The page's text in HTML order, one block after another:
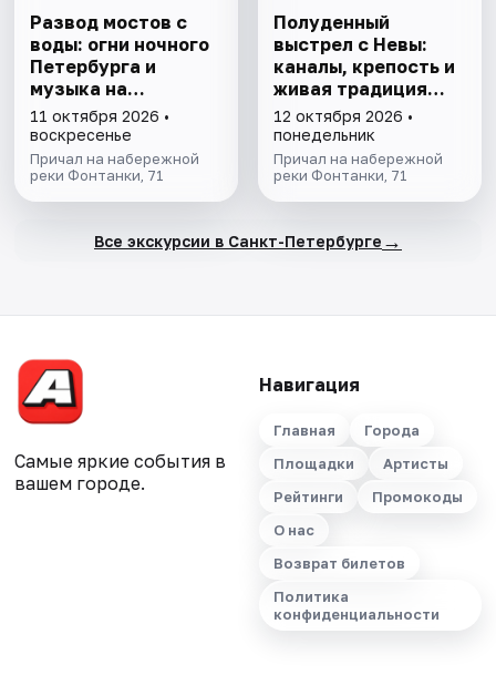
Развод мостов с
воды: огни ночного
Петербурга и
музыка на
теплоходе
11 октября 2026 •
воскресенье
Причал на набережной
реки Фонтанки, 71
Полуденный
выстрел с Невы:
каналы, крепость и
живая традиция
Петербурга
12 октября 2026 •
понедельник
Причал на набережной
реки Фонтанки, 71
Все экскурсии в Санкт-Петербурге →
Самые яркие события в
вашем городе.
Навигация
Главная
Города
Площадки
Артисты
Рейтинги
Промокоды
О нас
Возврат билетов
Политика
конфиденциальности